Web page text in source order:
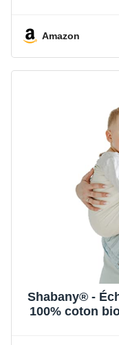
Amazon
Shabany® -
100% coton